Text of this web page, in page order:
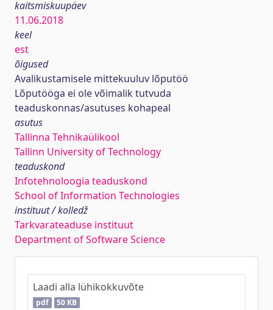
kaitsmiskuupäev
11.06.2018
keel
est
õigused
Avalikustamisele mittekuuluv lõputöö
Lõputööga ei ole võimalik tutvuda
teaduskonnas/asutuses kohapeal
asutus
Tallinna Tehnikaülikool
Tallinn University of Technology
teaduskond
Infotehnoloogia teaduskond
School of Information Technologies
instituut / kolledž
Tarkvarateaduse instituut
Department of Software Science
Laadi alla lühikokkuvõte
pdf 50 KB